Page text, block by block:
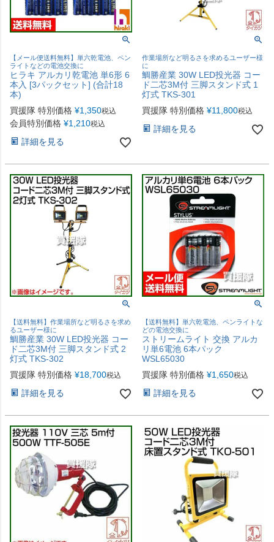
【メール便送料無料】単六乾電池、ペン
ライトなどの電池交換に
ヒラキ アルカリ乾電池 単6形 6
本入 [3パックセット] (合計18
本)
買援隊 特別価格 ¥1,350税込
会員特別価格 ¥1,210税込
詳細を見る
作業場所など明るさを求めるユーザー様
に
鯛勝産業 30W LED投光器 コー
ド二芯3M付 三脚スタンド式 1
灯式 TKS-301
買援隊 特別価格 ¥11,800税込
詳細を見る
【送料無料】作業場所など明るさを求め
るユーザー様に
鯛勝産業 30W LED投光器 コー
ド二芯3M付 三脚スタンド式 2
灯式 TKS-302
買援隊 特別価格 ¥18,700税込
詳細を見る
【送料無料】単六乾電池、ペンライトな
どの電池交換に
ストリームライト 交換 アルカ
リ単6電池 6本パック
WSL65030
買援隊 特別価格 ¥1,650税込
詳細を見る